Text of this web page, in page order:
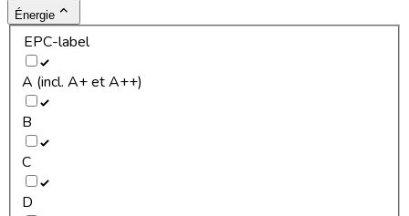
Énergie
EPC-label
A (incl. A+ et A++)
B
C
D